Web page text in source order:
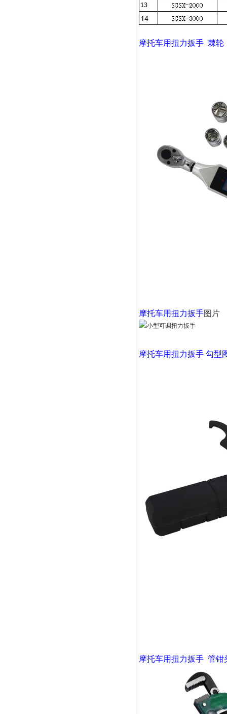
摩托车用扭力扳手 棘轮
摩托车用扭力扳手图片
摩托车用扭力扳手 勾型
摩托车用扭力扳手 管